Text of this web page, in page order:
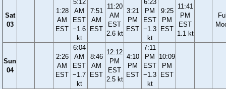
Sat
03
1:28
AM
EST
5:12
AM
EST
−1.6
kt
7:51
AM
EST
11:20
AM
EST
2.6 kt
3:21
PM
EST
6:23
PM
EST
−1.3
kt
9:25
PM
EST
11:41
PM
EST
1.1 kt
Sun
04
2:26
AM
EST
6:04
AM
EST
−1.7
kt
8:46
AM
EST
12:12
PM
EST
2.5 kt
4:10
PM
EST
7:11
PM
EST
−1.3
kt
10:09
PM
EST